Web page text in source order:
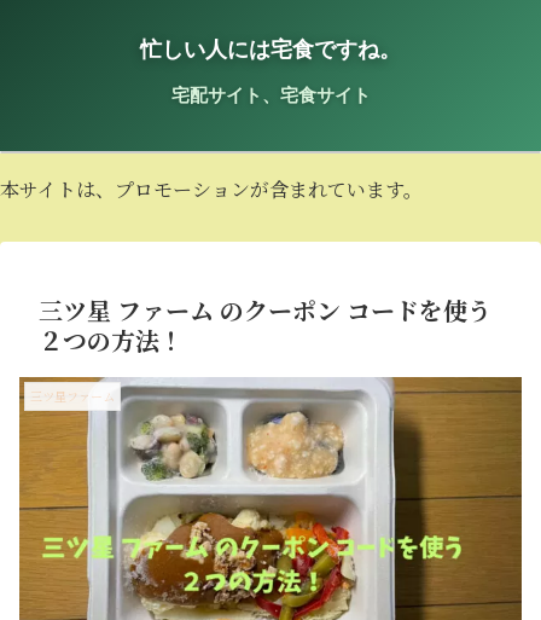
忙しい人には宅食ですね。
宅配サイト、宅食サイト
本サイトは、プロモーションが含まれています。
三ツ星 ファーム のクーポン コードを使う
２つの方法！
三ツ星ファーム